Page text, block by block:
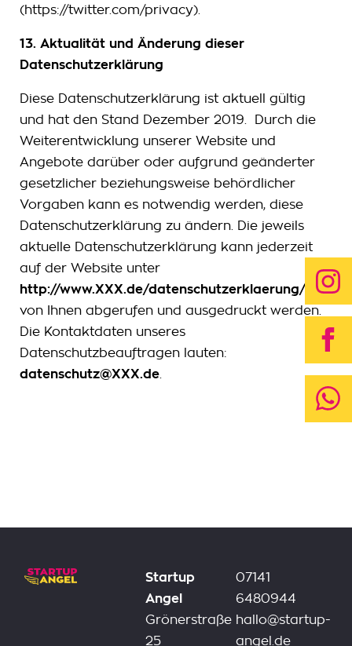
(https://twitter.com/privacy).
13. Aktualität und Änderung dieser
Datenschutzerklärung
Diese Datenschutzerklärung ist aktuell gültig
und hat den Stand Dezember 2019. Durch die
Weiterentwicklung unserer Website und
Angebote darüber oder aufgrund geänderter
gesetzlicher beziehungsweise behördlicher
Vorgaben kann es notwendig werden, diese
Datenschutzerklärung zu ändern. Die jeweils
aktuelle Datenschutzerklärung kann jederzeit
auf der Website unter
http://www.XXX.de/datenschutzerklaerung/
von Ihnen abgerufen und ausgedruckt werden.
Die Kontaktdaten unseres
Datenschutzbeauftragen lauten:
datenschutz@XXX.de.
Startup
Angel
Grönerstraße
25
07141
6480944
hallo@startup-
angel.de